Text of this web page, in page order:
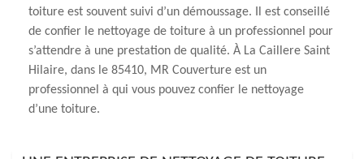
toiture est souvent suivi d’un démoussage. Il est conseillé
de confier le nettoyage de toiture à un professionnel pour
s’attendre à une prestation de qualité. À La Caillere Saint
Hilaire, dans le 85410, MR Couverture est un
professionnel à qui vous pouvez confier le nettoyage
d’une toiture.